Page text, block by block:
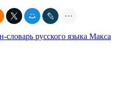
русского языка Макса